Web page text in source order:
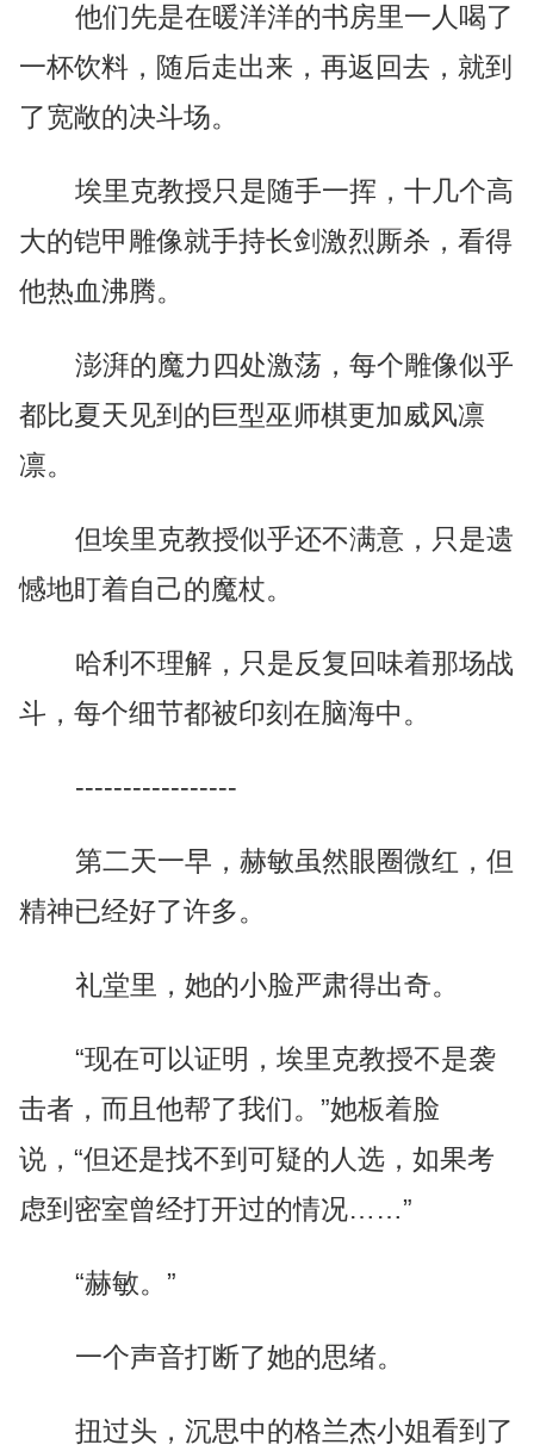
他们先是在暖洋洋的书房里一人喝了
一杯饮料，随后走出来，再返回去，就到
了宽敞的决斗场。
埃里克教授只是随手一挥，十几个高
大的铠甲雕像就手持长剑激烈厮杀，看得
他热血沸腾。
澎湃的魔力四处激荡，每个雕像似乎
都比夏天见到的巨型巫师棋更加威风凛
凛。
但埃里克教授似乎还不满意，只是遗
憾地盯着自己的魔杖。
哈利不理解，只是反复回味着那场战
斗，每个细节都被印刻在脑海中。
-----------------
第二天一早，赫敏虽然眼圈微红，但
精神已经好了许多。
礼堂里，她的小脸严肃得出奇。
“现在可以证明，埃里克教授不是袭
击者，而且他帮了我们。”她板着脸
说，“但还是找不到可疑的人选，如果考
虑到密室曾经打开过的情况……”
“赫敏。”
一个声音打断了她的思绪。
扭过头，沉思中的格兰杰小姐看到了